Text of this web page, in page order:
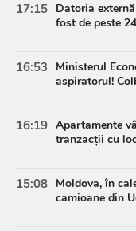
17:15 Datoria
fost de peste
16:53
Ministerul
aspiratorul!
16:19 Apartamente
tranzacții cu
15:08 Moldova, în
camioane din